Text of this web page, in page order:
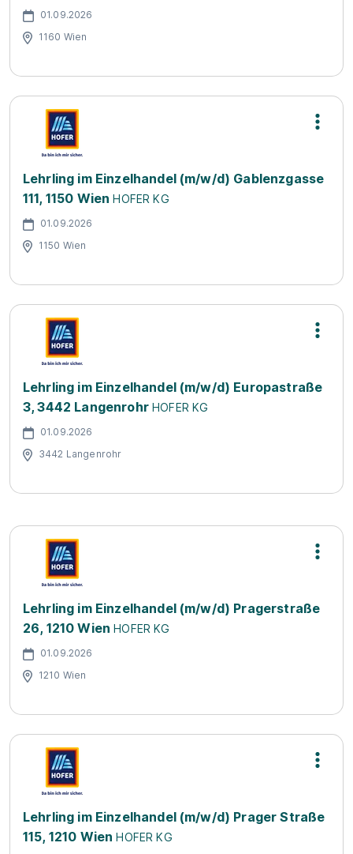
01.09.2026
1160 Wien
Lehrling im Einzelhandel (m/w/d) Gablenzgasse
111, 1150 Wien HOFER KG
01.09.2026
1150 Wien
Lehrling im Einzelhandel (m/w/d) Europastraße
3, 3442 Langenrohr HOFER KG
01.09.2026
3442 Langenrohr
Lehrling im Einzelhandel (m/w/d) Pragerstraße
26, 1210 Wien HOFER KG
01.09.2026
1210 Wien
Lehrling im Einzelhandel (m/w/d) Prager Straße
115, 1210 Wien HOFER KG